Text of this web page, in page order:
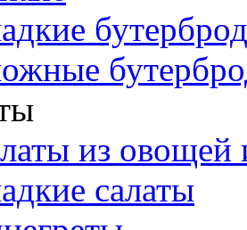
из овощей
салаты